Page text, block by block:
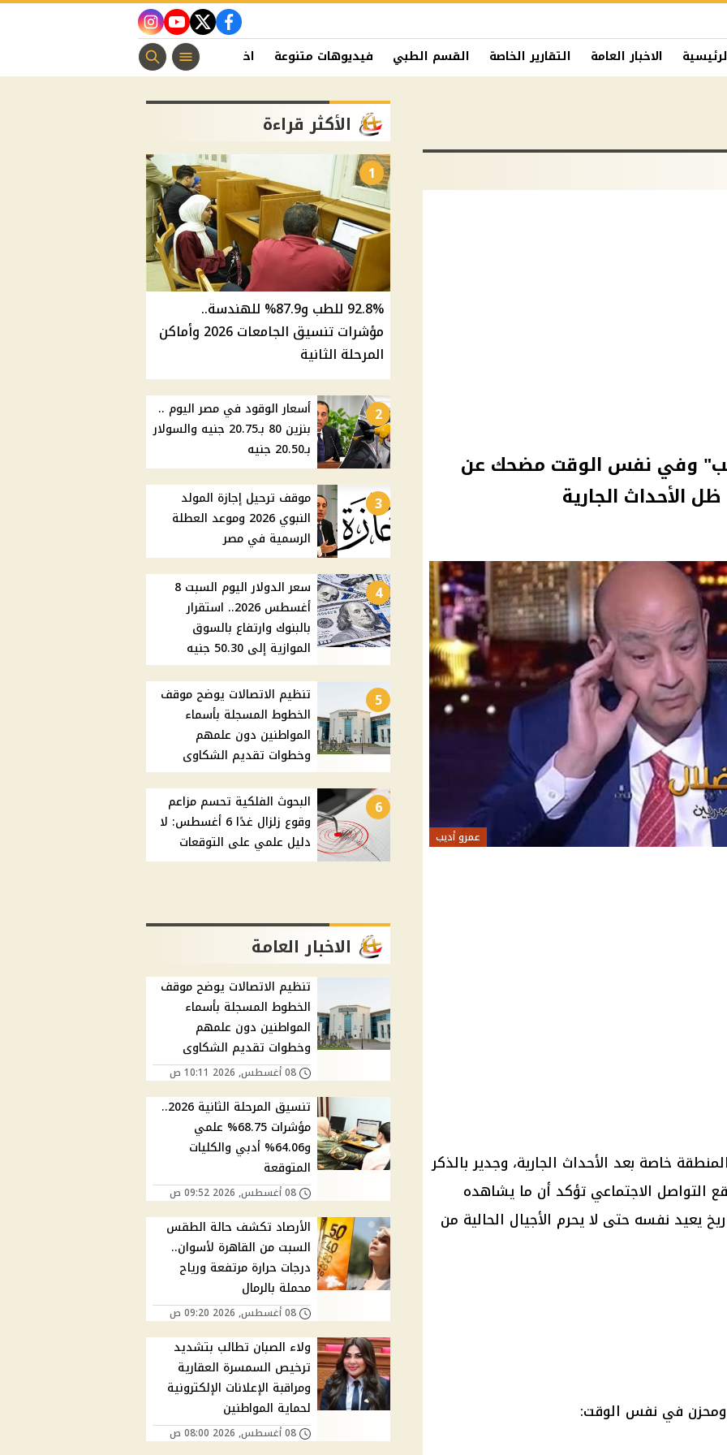
facebook
twitter
youtube
instagram
الاخبار العامة التقارير الخاصة القسم الطبي فيديوهات متنوعة اخبار الفن منوعات مسيحية
وفي نفس الوقت مضحك عن
الأحداث الجارية
عمرو أديب
خاصة بعد الأحداث الجارية، وجدير بالذكر
التواصل الاجتماعي تؤكد أن ما يشاهده
يعيد نفسه حتى لا يحرم الأجيال الحالية من
في نفس الوقت:
الأكثر قراءة
1
92.8% للطب و87.9% للهندسة..
مؤشرات تنسيق الجامعات 2026 وأماكن
المرحلة الثانية
2
أسعار الوقود في مصر اليوم ..
بنزين 80 بـ20.75 جنيه والسولار
بـ20.50 جنيه
3
موقف ترحيل إجازة المولد
النبوي 2026 وموعد العطلة
الرسمية في مصر
4
سعر الدولار اليوم السبت 8
أغسطس 2026.. استقرار
بالبنوك وارتفاع بالسوق
الموازية إلى 50.30 جنيه
5
تنظيم الاتصالات يوضح موقف
الخطوط المسجلة بأسماء
المواطنين دون علمهم
وخطوات تقديم الشكاوى
6
البحوث الفلكية تحسم مزاعم
وقوع زلزال غدًا 6 أغسطس: لا
دليل علمي على التوقعات
الاخبار العامة
تنظيم الاتصالات يوضح موقف
الخطوط المسجلة بأسماء
المواطنين دون علمهم
وخطوات تقديم الشكاوى
08 أغسطس, 2026 10:11 ص
تنسيق المرحلة الثانية 2026..
مؤشرات 68.75% علمي
و64.06% أدبي والكليات
المتوقعة
08 أغسطس, 2026 09:52 ص
الأرصاد تكشف حالة الطقس
السبت من القاهرة لأسوان..
درجات حرارة مرتفعة ورياح
محملة بالرمال
08 أغسطس, 2026 09:20 ص
ولاء الصبان تطالب بتشديد
ترخيص السمسرة العقارية
ومراقبة الإعلانات الإلكترونية
لحماية المواطنين
08 أغسطس, 2026 08:00 ص